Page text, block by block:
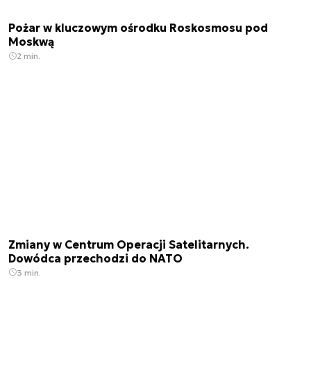
Pożar w kluczowym ośrodku Roskosmosu pod
Moskwą
2 min.
Zmiany w Centrum Operacji Satelitarnych.
Dowódca przechodzi do NATO
3 min.